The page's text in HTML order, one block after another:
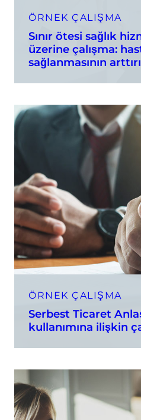
ÖRNEK ÇALIŞMA
Sınır ötesi sağlık
üzerine çalışma:
sağlanmasının
ÖRNEK ÇALIŞMA
Serbest Ticaret
kullanımına ilişkin